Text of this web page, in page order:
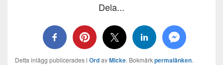
Dela...
Detta inlägg publicerades i OrdavMicke. Bokmärkpermalänken.